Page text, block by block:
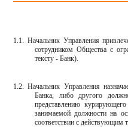
1.1. Начальник Управления
сотрудником Общества с
тексту - Банк).
1.2. Начальник Управления
Банка, либо другого
представлению
занимаемой должности на
соответствии с действующим